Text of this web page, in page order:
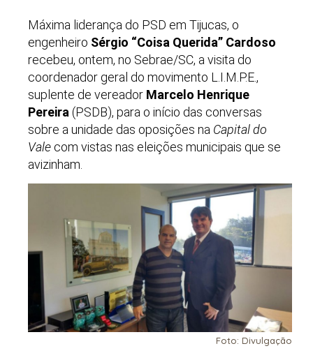
Máxima liderança do PSD em Tijucas, o
engenheiro Sérgio “Coisa Querida” Cardoso
recebeu, ontem, no Sebrae/SC, a visita do
coordenador geral do movimento L.I.M.P.E.,
suplente de vereador Marcelo Henrique
Pereira (PSDB), para o início das conversas
sobre a unidade das oposições na Capital do
Vale com vistas nas eleições municipais que se
avizinham.
Foto: Divulgação